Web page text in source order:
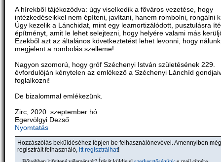
A hírekből tájékozódva: úgy viselkedik a főváros vezetése, hogy
intézkedéseikkel nem építeni, javítani, hanem rombolni, rongálni
Úgy kezelik a Lánchidat, mint egy leamortizálódott, pusztulásra
építményt, amit le lehet selejtezni, hogy helyére valami más
Ezekből azt az általános következtetést lehet levonni, hogy
megjelent a rombolás szelleme!
Nagyon szomorú, hogy gróf Széchenyi István születésének 229.
évfordulóján kénytelen az emlékező a Széchenyi Lánchíd
foglalkozni!
De bizalommal emlékezünk.
Zirc, 2020. szeptember hó.
Egervölgyi Dezső
Nyomtatás
Hozzászólás beküldéséhez lépjen be felhasználónevével. Amennyiben
regisztrált felhasználó, itt regisztrálhat!